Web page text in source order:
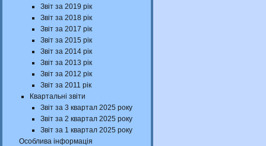
Звіт за 2019 рік
Звіт за 2018 рік
Звіт за 2017 рік
Звіт за 2015 рік
Звіт за 2014 рік
Звіт за 2013 рік
Звіт за 2012 рік
Звіт за 2011 рік
Квартальні звіти
Звіт за 3 квартал 2025 року
Звіт за 2 квартал 2025 року
Звіт за 1 квартал 2025 року
Особлива інформація